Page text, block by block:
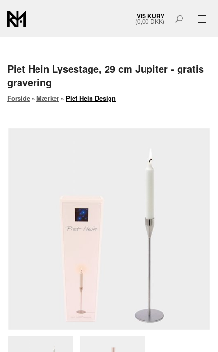
VIS KURV
(0,00 DKK)
MÆRKER
SMYKKER
KØB & BETALING
Piet Hein Lysestage, 29 cm Jupiter - gratis
gravering
Forside » Mærker » Piet Hein Design